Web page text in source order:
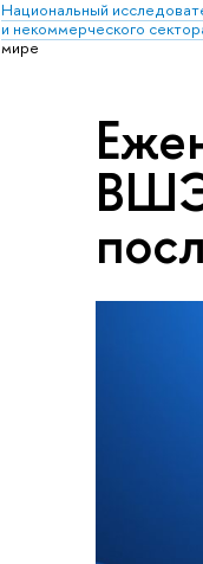
Национальный
и некоммерческого
мире
ВШЭ